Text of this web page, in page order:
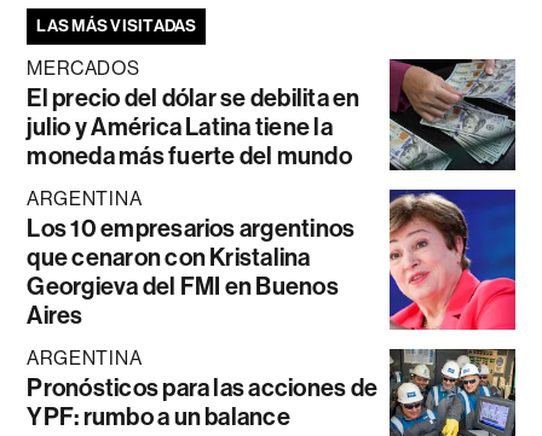
LAS MÁS VISITADAS
MERCADOS
El precio del dólar se debilita en
julio y América Latina tiene la
moneda más fuerte del mundo
ARGENTINA
Los 10 empresarios argentinos
que cenaron con Kristalina
Georgieva del FMI en Buenos
Aires
ARGENTINA
Pronósticos para las acciones de
YPF: rumbo a un balance